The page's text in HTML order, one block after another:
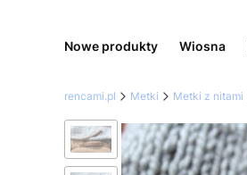
Nowe produkty Wiosna
rencami.pl Metki Metki z nitami